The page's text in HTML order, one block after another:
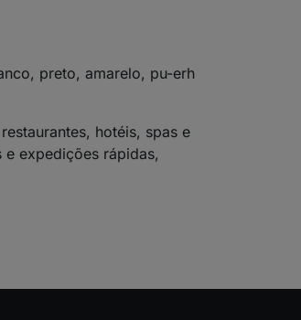
preto, amarelo, pu-erh
hotéis, spas e
expedições rápidas,